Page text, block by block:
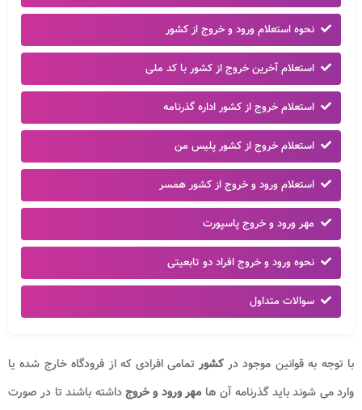
نحوه استعلام ورود و خروج از کشور
استعلام آخرین خروج از کشور با کد ملی
استعلام خروج از کشور اداره گذرنامه
استعلام خروج از کشور پلیس من
استعلام ورود و خروج از کشور همسر
مهر ورود و خروج پاسپورت
نحوه ورود و خروج افراد دو تابعیتی
سوالات متداول
با توجه به قوانین موجود درکشورتمامی افرادی که از فرودگاه خارج شده یا
وارد می شوند باید گذرنامه آن ها مهر ورود و خروجداشته باشند تا در صورت